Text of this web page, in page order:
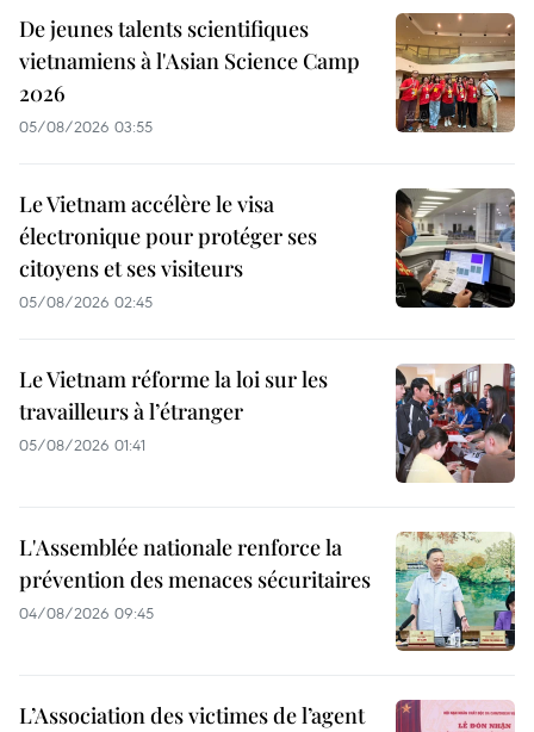
De jeunes talents scientifiques
vietnamiens à l'Asian Science Camp
2026
05/08/2026 03:55
Le Vietnam accélère le visa
électronique pour protéger ses
citoyens et ses visiteurs
05/08/2026 02:45
Le Vietnam réforme la loi sur les
travailleurs à l’étranger
05/08/2026 01:41
L'Assemblée nationale renforce la
prévention des menaces sécuritaires
04/08/2026 09:45
L’Association des victimes de l’agent